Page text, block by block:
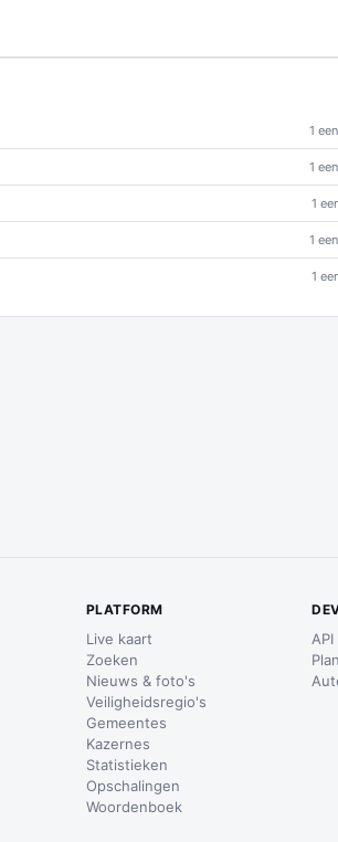
1
1
1
1
1
PLATFORM
Live kaart
Zoeken
Nieuws & foto's
Veiligheidsregio's
Gemeentes
Kazernes
Statistieken
Opschalingen
Woordenboek